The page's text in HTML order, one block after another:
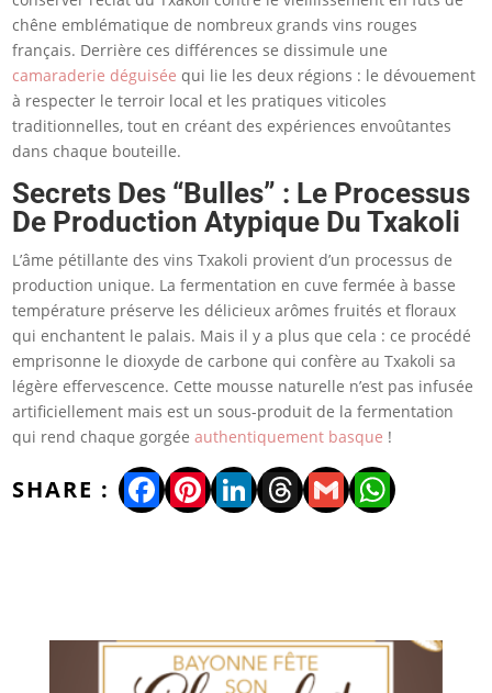
chêne emblématique de nombreux grands vins rouges
français. Derrière ces différences se dissimule une
camaraderie déguisée qui lie les deux régions : le dévouement
à respecter le terroir local et les pratiques viticoles
traditionnelles, tout en créant des expériences envoûtantes
dans chaque bouteille.
Secrets Des “bulles” : Le Processus
De Production Atypique Du Txakoli
L’âme pétillante des vins Txakoli provient d’un processus de
production unique. La fermentation en cuve fermée à basse
température préserve les délicieux arômes fruités et floraux
qui enchantent le palais. Mais il y a plus que cela : ce procédé
emprisonne le dioxyde de carbone qui confère au Txakoli sa
légère effervescence. Cette mousse naturelle n’est pas infusée
artificiellement mais est un sous-produit de la fermentation
qui rend chaque gorgéeauthentiquement basque !
Facebook
Pinterest
LinkedIn
Threads
Gmail